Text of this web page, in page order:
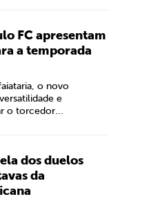
FC apresentam
a temporada
o novo
e
o torcedor...
dos duelos
da